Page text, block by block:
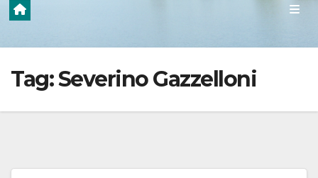
Tag:Severino Gazzelloni